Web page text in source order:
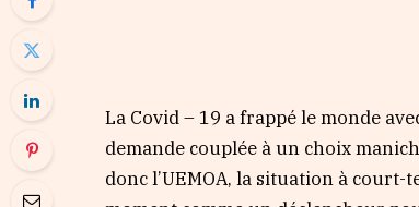
La Covid – 19 a frappé le monde
demande couplée à un choix
donc l’UEMOA, la situation à